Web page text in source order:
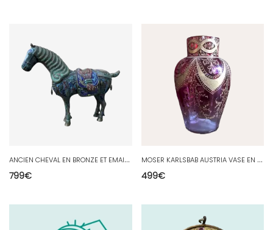
A
NCIEN CHEVAL EN BRONZE ET EMAIL CLOISONNÉ ART ASIATIQUE / CHINE
799€
M
OSER KARLSBAB AUSTRIA VASE EN VERRE À FOND ROUGE ÉMAILLÉ SIGNÉ
499€